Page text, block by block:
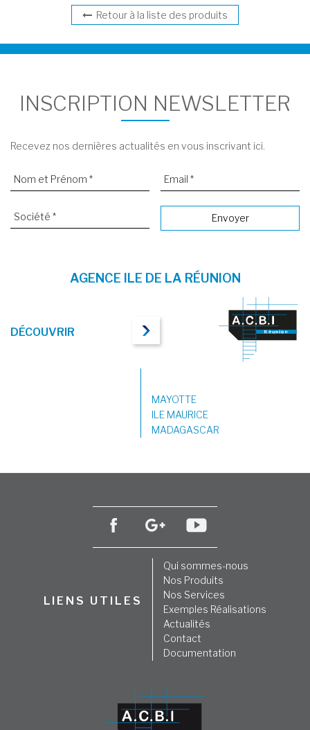
Retour à la liste des produits
INSCRIPTION NEWSLETTER
Recevez nos dernières actualités en vous inscrivant ici.
AGENCE ILE DE LA RÉUNION
DÉCOUVRIR
MAYOTTE
ILE MAURICE
MADAGASCAR
LIENS UTILES
Qui sommes-nous
Nos Produits
Nos Services
Exemples Réalisations
Actualités
Contact
Documentation